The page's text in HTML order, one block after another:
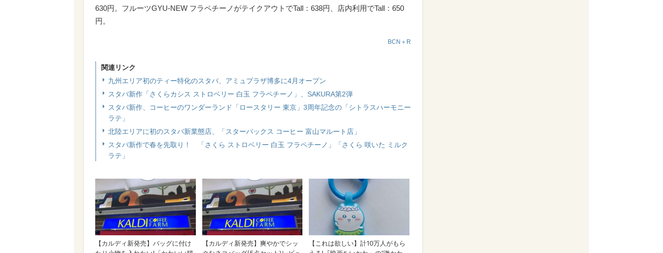
630円。フルーツGYU‐NEW フラペチーノがテイクアウトでTall：638円、店内利用でTall：650
円。
BCN＋R
関連リンク
九州エリア初のティー特化のスタバ、アミュプラザ博多に4月オープン
スタバ新作「さくらカシス ストロベリー 白玉 フラペチーノ」、SAKURA第2弾
スタバ新作、コーヒーのワンダーランド「ロースタリー 東京」3周年記念の「シトラスハーモニー
ラテ」
北陸エリアに初のスタバ新業態店、「スターバックス コーヒー 富山マルート店」
スタバ新作で春を先取り！ 「さくら ストロベリー 白玉 フラペチーノ」「さくら 咲いた ミルク
ラテ」